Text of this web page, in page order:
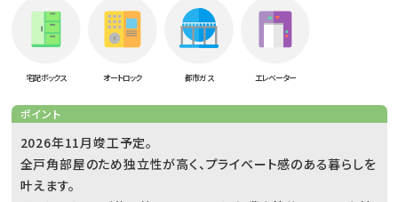
宅配ボックス オートロック 都市ガス エレベーター
ポイント
2026年11月竣工予定。
全戸角部屋のため独立性が高く、プライベート感のある暮らしを
叶えます。